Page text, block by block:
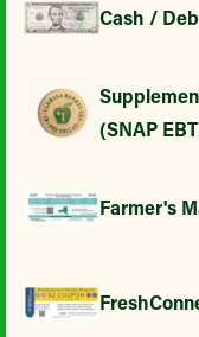
Cash /
(SNAP
Farmer's